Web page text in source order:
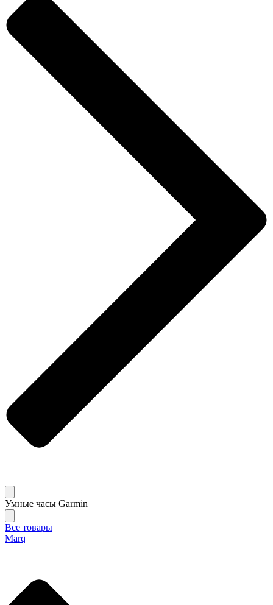
Умные часы Garmin
Все товары
Marq